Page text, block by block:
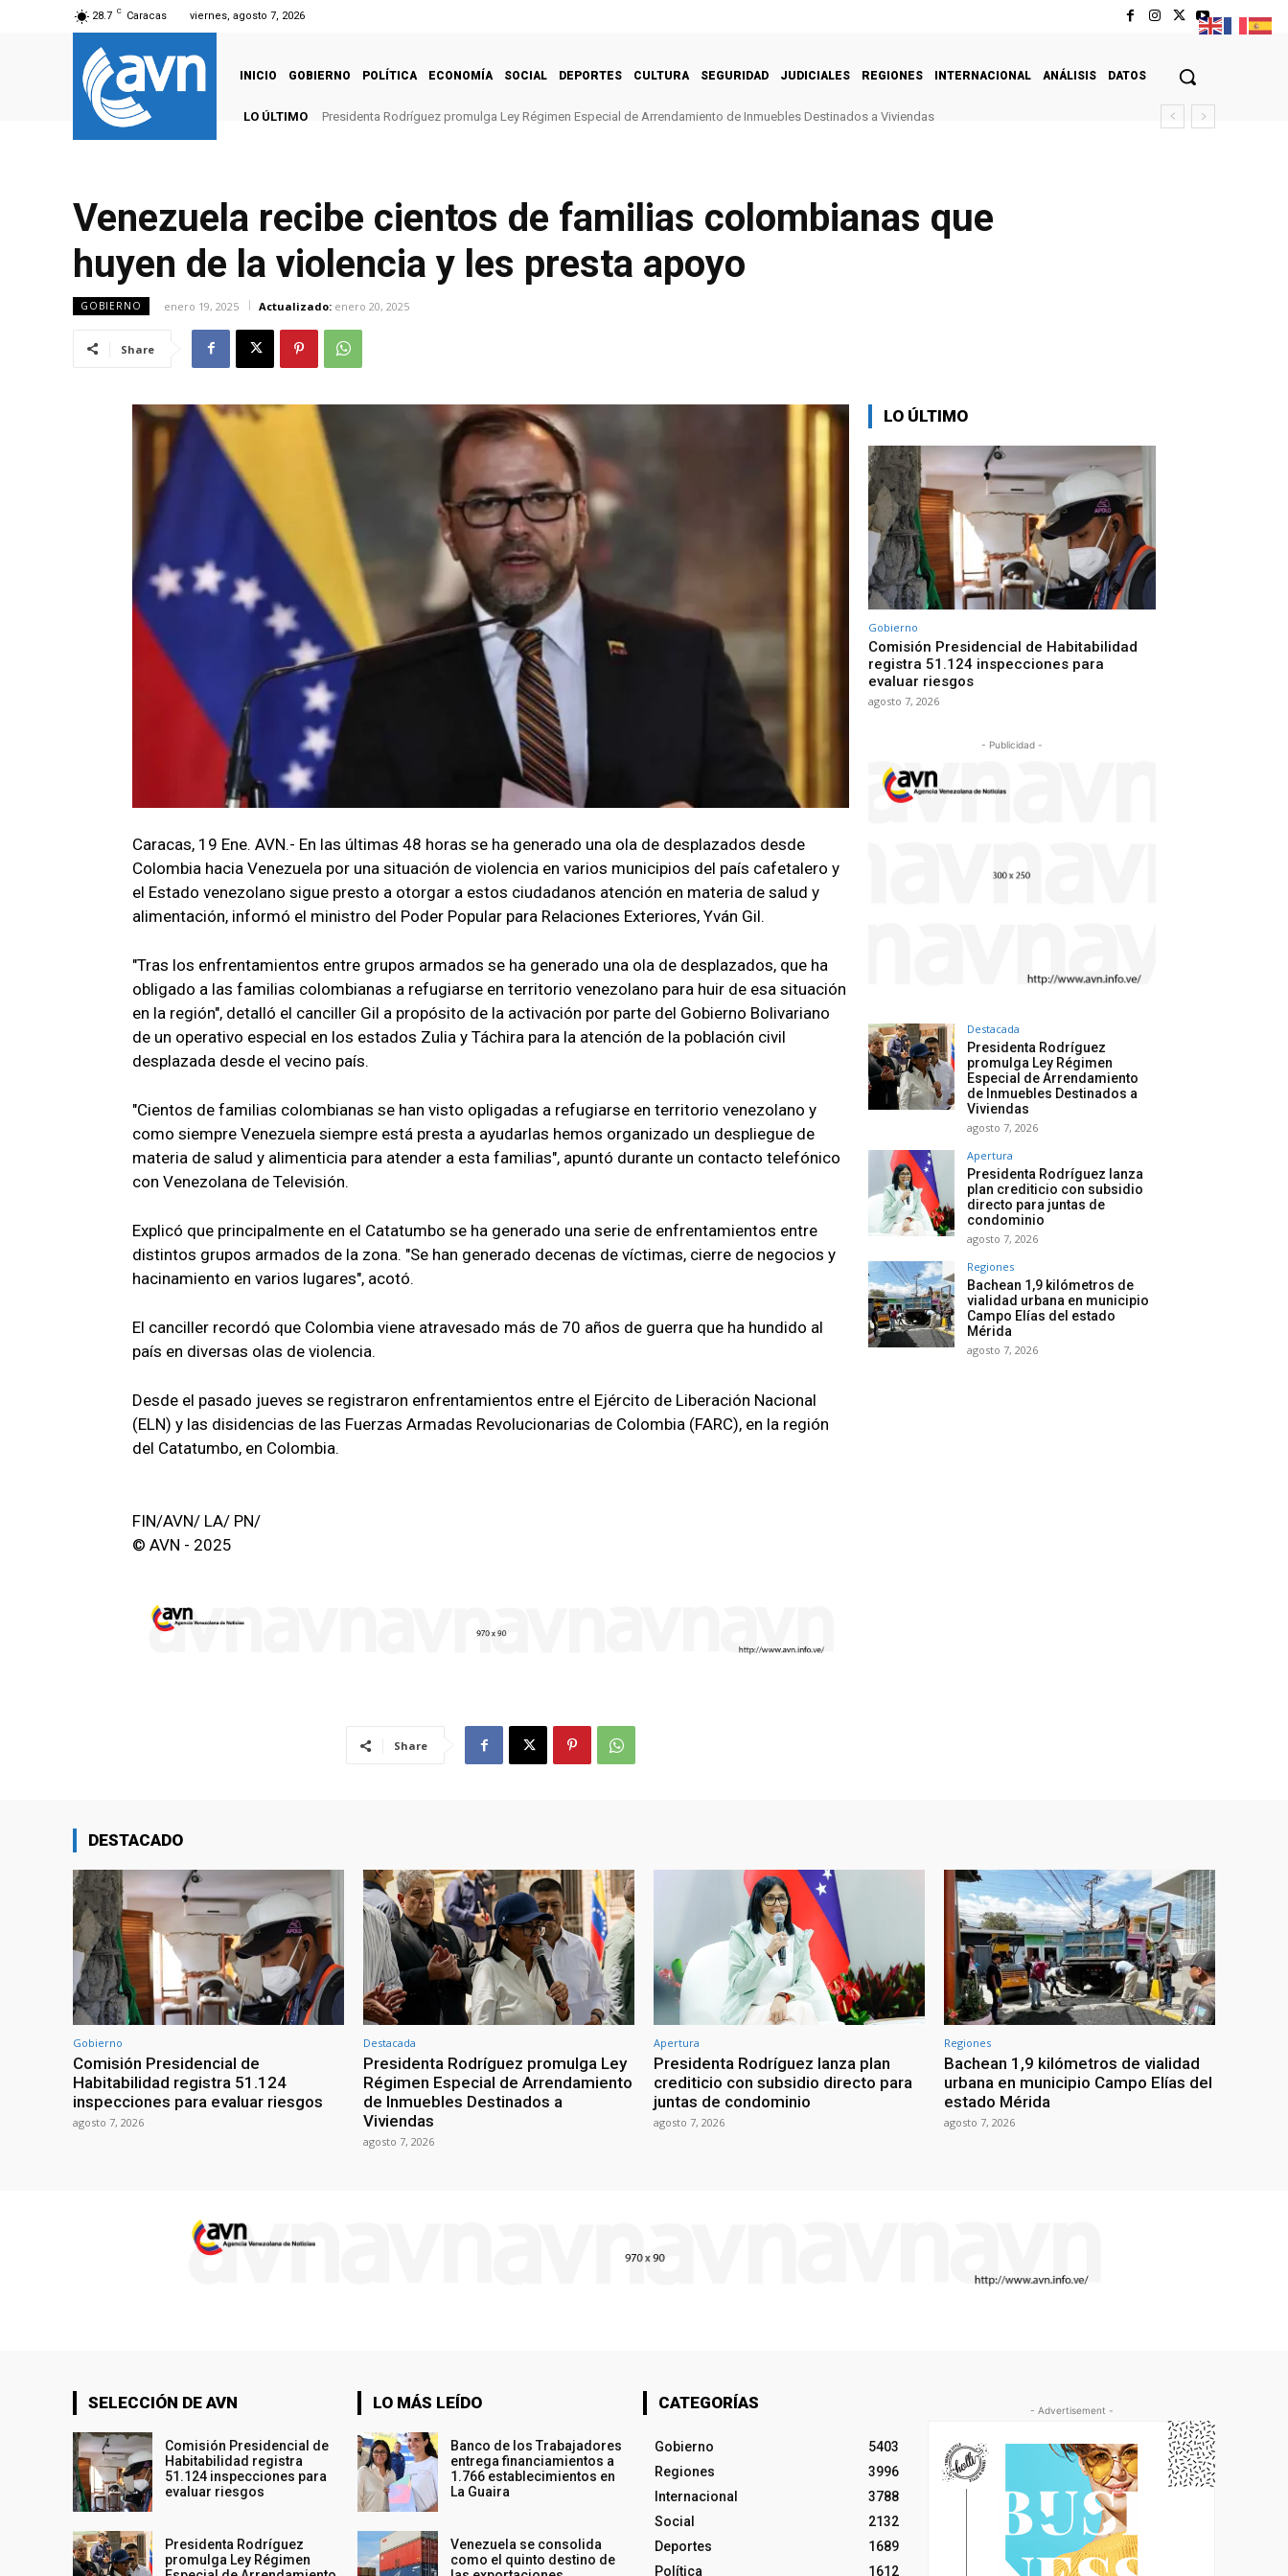
28.7 C Caracas viernes, agosto 7, 2026
INICIO GOBIERNO POLÍTICA ECONOMÍA SOCIAL DEPORTES CULTURA SEGURIDAD JUDICIALES REGIONES INTERNACIONAL ANÁLISIS DATOS
LO ÚLTIMO Presidenta Rodríguez promulga Ley Régimen Especial de Arrendamiento de Inmuebles Destinados a Viviendas
Venezuela recibe cientos de familias colombianas que
huyen de la violencia y les presta apoyo
GOBIERNO enero 19, 2025 Actualizado: enero 20, 2025
Share
Caracas, 19 Ene. AVN.- En las últimas 48 horas se ha generado una ola de desplazados desde
Colombia hacia Venezuela por una situación de violencia en varios municipios del país cafetalero y
el Estado venezolano sigue presto a otorgar a estos ciudadanos atención en materia de salud y
alimentación, informó el ministro del Poder Popular para Relaciones Exteriores, Yván Gil.
"Tras los enfrentamientos entre grupos armados se ha generado una ola de desplazados, que ha
obligado a las familias colombianas a refugiarse en territorio venezolano para huir de esa situación
en la región", detalló el canciller Gil a propósito de la activación por parte del Gobierno Bolivariano
de un operativo especial en los estados Zulia y Táchira para la atención de la población civil
desplazada desde el vecino país.
"Cientos de familias colombianas se han visto opligadas a refugiarse en territorio venezolano y
como siempre Venezuela siempre está presta a ayudarlas hemos organizado un despliegue de
materia de salud y alimenticia para atender a esta familias", apuntó durante un contacto telefónico
con Venezolana de Televisión.
Explicó que principalmente en el Catatumbo se ha generado una serie de enfrentamientos entre
distintos grupos armados de la zona. "Se han generado decenas de víctimas, cierre de negocios y
hacinamiento en varios lugares", acotó.
El canciller recordó que Colombia viene atravesado más de 70 años de guerra que ha hundido al
país en diversas olas de violencia.
Desde el pasado jueves se registraron enfrentamientos entre el Ejército de Liberación Nacional
(ELN) y las disidencias de las Fuerzas Armadas Revolucionarias de Colombia (FARC), en la región
del Catatumbo, en Colombia.
FIN/AVN/ LA/ PN/
© AVN - 2025
Share
LO ÚLTIMO
Gobierno
Comisión Presidencial de Habitabilidad
registra 51.124 inspecciones para
evaluar riesgos
agosto 7, 2026
- Publicidad -
Destacada
Presidenta Rodríguez
promulga Ley Régimen
Especial de Arrendamiento
de Inmuebles Destinados a
Viviendas
agosto 7, 2026
Apertura
Presidenta Rodríguez lanza
plan crediticio con subsidio
directo para juntas de
condominio
agosto 7, 2026
Regiones
Bachean 1,9 kilómetros de
vialidad urbana en municipio
Campo Elías del estado
Mérida
agosto 7, 2026
DESTACADO
Gobierno
Comisión Presidencial de
Habitabilidad registra 51.124
inspecciones para evaluar riesgos
agosto 7, 2026
Destacada
Presidenta Rodríguez promulga Ley
Régimen Especial de Arrendamiento
de Inmuebles Destinados a
Viviendas
agosto 7, 2026
Apertura
Presidenta Rodríguez lanza plan
crediticio con subsidio directo para
juntas de condominio
agosto 7, 2026
Regiones
Bachean 1,9 kilómetros de vialidad
urbana en municipio Campo Elías del
estado Mérida
agosto 7, 2026
SELECCIÓN DE AVN
Comisión Presidencial de
Habitabilidad registra
51.124 inspecciones para
evaluar riesgos
Presidenta Rodríguez
promulga Ley Régimen
LO MÁS LEÍDO
Banco de los Trabajadores
entrega financiamientos a
1.766 establecimientos en
La Guaira
Venezuela se consolida
como el quinto destino de
CATEGORÍAS
Gobierno
5403
Regiones
3996
Internacional
3788
Social
2132
Deportes
1689
Política
1612
- Advertisement -